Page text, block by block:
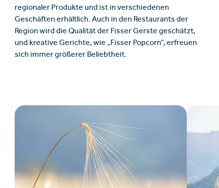
regionaler Produkte und ist in verschiedenen
Geschäften erhältlich. Auch in den Restaurants der
Region wird die Qualität der Fisser Gerste geschätzt,
und kreative Gerichte, wie „Fisser Popcorn“, erfreuen
sich immer größerer Beliebtheit.